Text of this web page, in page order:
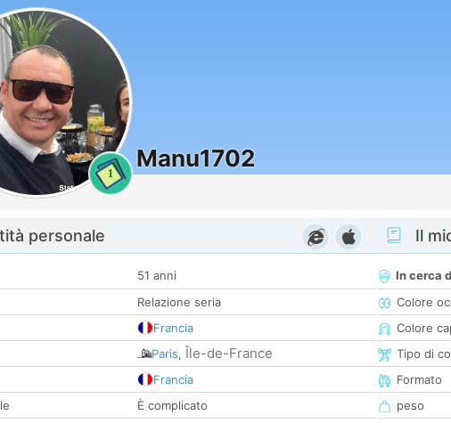
1
Manu1702
personale
51 anni
Relazione seria
Francia
Paris, Île-de-France
Francia
È complicato
Il
In cerca
Colore
Colore
Tipo di
Formato
peso